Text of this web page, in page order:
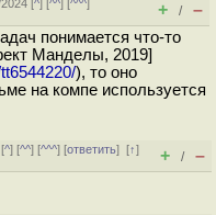
[^] [^^] [^^^]
+ / –
понимается что-то
Манделы, 2019]
), то оно
на компе используется
^] [^^] [^^^] [ответить][↑]
+ / –